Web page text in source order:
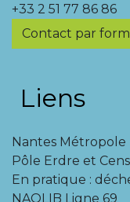
+33 2 51 77 86 86
Contact par
Liens
Nantes Métropole
Pôle Erdre et
En pratique :
NAOLIB Ligne 69